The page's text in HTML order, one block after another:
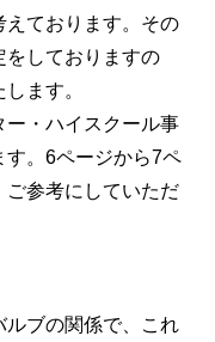
えております。その
をしておりますの
ます。
ー・ハイスクール事
す。6ページから7ペ
ご参考にしていただ
ルブの関係で、これ